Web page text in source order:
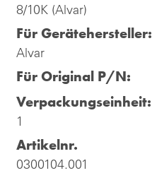
8/10K (Alvar)
Für Gerätehersteller:
Alvar
Für Original P/N:
Verpackungseinheit:
1
Artikelnr.
0300104.001